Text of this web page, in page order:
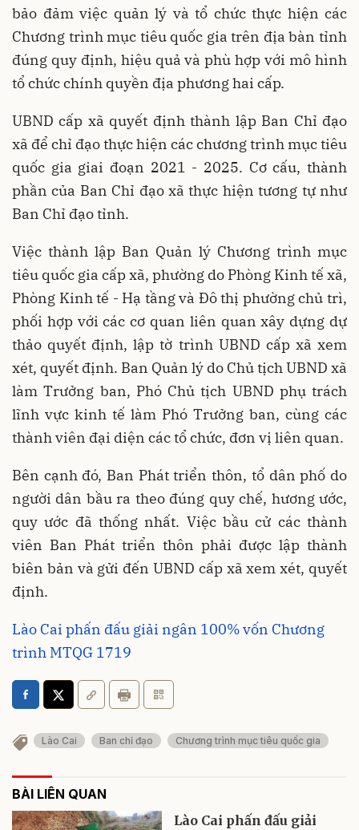
bảo đảm việc quản lý và tổ chức thực hiện các
Chương trình mục tiêu quốc gia trên địa bàn tỉnh
đúng quy định, hiệu quả và phù hợp với mô hình
tổ chức chính quyền địa phương hai cấp.
UBND cấp xã quyết định thành lập Ban Chỉ đạo
xã để chỉ đạo thực hiện các chương trình mục tiêu
quốc gia giai đoạn 2021 - 2025. Cơ cấu, thành
phần của Ban Chỉ đạo xã thực hiện tương tự như
Ban Chỉ đạo tỉnh.
Việc thành lập Ban Quản lý Chương trình mục
tiêu quốc gia cấp xã, phường do Phòng Kinh tế xã,
Phòng Kinh tế - Hạ tầng và Đô thị phường chủ trì,
phối hợp với các cơ quan liên quan xây dựng dự
thảo quyết định, lập tờ trình UBND cấp xã xem
xét, quyết định. Ban Quản lý do Chủ tịch UBND xã
làm Trưởng ban, Phó Chủ tịch UBND phụ trách
lĩnh vực kinh tế làm Phó Trưởng ban, cùng các
thành viên đại diện các tổ chức, đơn vị liên quan.
Bên cạnh đó, Ban Phát triển thôn, tổ dân phố do
người dân bầu ra theo đúng quy chế, hương ước,
quy ước đã thống nhất. Việc bầu cử các thành
viên Ban Phát triển thôn phải được lập thành
biên bản và gửi đến UBND cấp xã xem xét, quyết
định.
Lào Cai phấn đấu giải ngân 100% vốn Chương
trình MTQG 1719
Lào Cai Ban chỉ đạo Chương trình mục tiêu quốc gia
BÀI LIÊN QUAN
Lào Cai phấn đấu giải